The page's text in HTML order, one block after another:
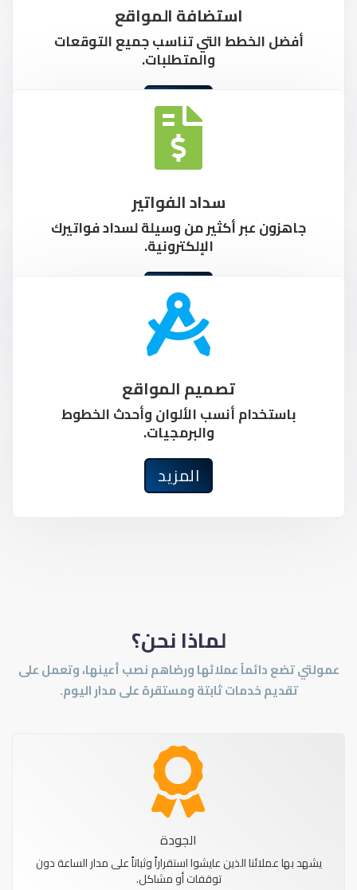
استضافة المواقع
أفضل الخطط التي تناسب جميع التوقعات
والمتطلبات.
المزيد
سداد الفواتير
جاهزون عبر أكثير من وسيلة لسداد فواتيرك
الإلكترونية.
المزيد
تصميم المواقع
باستخدام أنسب الألوان وأحدث الخطوط
والبرمجيات.
المزيد
لماذا نحن؟
عمولتي تضع دائماً عملائها ورضاهم نصب أعينها، وتعمل على
تقديم خدمات ثابتة ومستقرة على مدار اليوم.
الجودة
يشهد بها عملائنا الذين عايشوا استقراراً وثباتاً على مدار الساعة دون
توقفات أو مشاكل.